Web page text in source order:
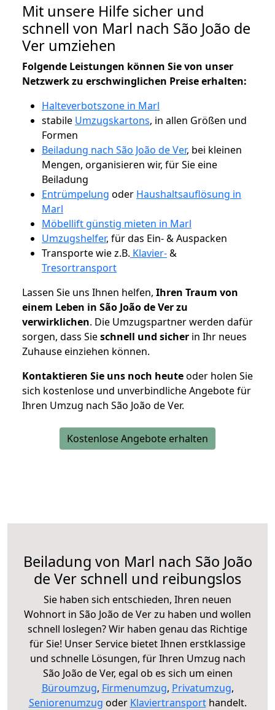
Mit unsere Hilfe sicher und
schnell von Marl nach São João de
Ver umziehen
Folgende Leistungen können Sie von unser
Netzwerk zu erschwinglichen Preise erhalten:
Halteverbotszone in Marl
stabile Umzugskartons, in allen Größen und
Formen
Beiladung nach São João de Ver, bei kleinen
Mengen, organisieren wir, für Sie eine
Beiladung
Entrümpelung oder Haushaltsauflösung in
Marl
Möbellift günstig mieten in Marl
Umzugshelfer, für das Ein- & Auspacken
Transporte wie z.B. Klavier-&
Tresortransport
Lassen Sie uns Ihnen helfen, Ihren Traum von
einem Leben in São João de Ver zu
verwirklichen. Die Umzugspartner werden dafür
sorgen, dass Sieschnell und sicher in Ihr neues
Zuhause einziehen können.
Kontaktieren Sie uns noch heuteoder holen Sie
sich kostenlose und unverbindliche Angebote für
Ihren Umzug nach São João de Ver.
Kostenlose Angebote erhalten
Beiladung von Marl nach São João
de Ver schnell und reibungslos
Sie haben sich entschieden, Ihren neuen
Wohnort in São João de Ver zu haben und wollen
schnell loslegen? Wir haben genau das Richtige
für Sie! Unser Service bietet Ihnen erstklassige
und schnelle Lösungen, für Ihren Umzug nach
São João de Ver, egal ob es sich um einen
Büroumzug, Firmenumzug, Privatumzug,
Seniorenumzug oder Klaviertransporthandelt.